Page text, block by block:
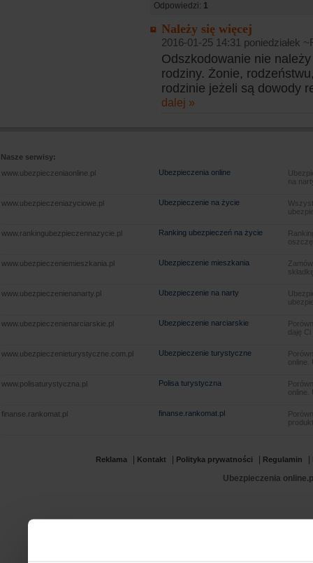
Odpowiedzi: 1
Należy się więcej
2016-01-25 14:31 poniedziałek
Odszkodowanie nie
rodziny. Żonie,
rodzinie jeżeli są dowody
dalej »
Nasze serwisy:
www.ubezpieczeniaonline.pl
Ubezpieczenia online
na
www.ubezpieczeniazyciowe.pl Ubezpieczenie na życie
www.rankingubezpieczennazycie.pl Ranking ubezpieczeń na życie
www.ubezpieczeniemieszkania.pl Ubezpieczenie mieszkania
www.ubezpieczenienanarty.pl Ubezpieczenie na narty
www.ubezpieczenienarciarskie.pl Ubezpieczenie narciarskie
daję
www.ubezpieczenieturystyczne.com.pl Ubezpieczenie turystyczne
www.polisaturystyczna.pl Polisa turystyczna
finanse.rankomat.pl finanse.rankomat.pl
Reklama Kontakt Polityka prywatności Regulamin
Ubezpieczenia